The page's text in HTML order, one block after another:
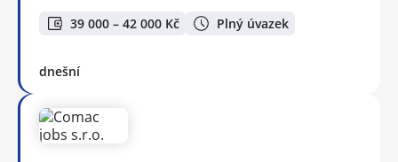
39 000 – 42 000 Kč Plný úvazek
dnešní